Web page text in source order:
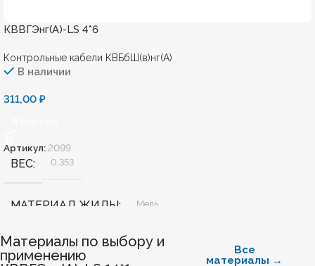
КВВГЭнг(А)-LS 4*6
Контрольные кабели КВБбШ(в)нг(А)
В наличии
311,00 ₽
Артикул: 2099
ВЕС 0,353
МАТЕРИАЛ ЖИЛЫ Медь
БЕЗГАЛОГЕННЫЙ Нет
Материалы по выбору и
применению
Все
материалы →